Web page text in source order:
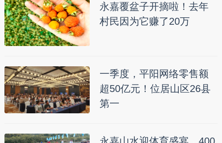
永嘉覆盆子开摘啦！去年
村民因为它赚了20万
一季度，平阳网络零售额
超50亿元！位居山区26县
第一